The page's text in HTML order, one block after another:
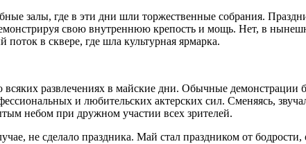
залы, где в эти дни шли торжественные собрания.
свою внутреннюю крепость и мощь. Нет, в
поток в сквере, где шла культурная ярмарка.
всяких развлечениях в майские дни. Обычные
и любительских актерских сил. Сменяясь,
небом при дружном участии всех зрителей.
не сделало праздника. Май стал праздником от бодрости,